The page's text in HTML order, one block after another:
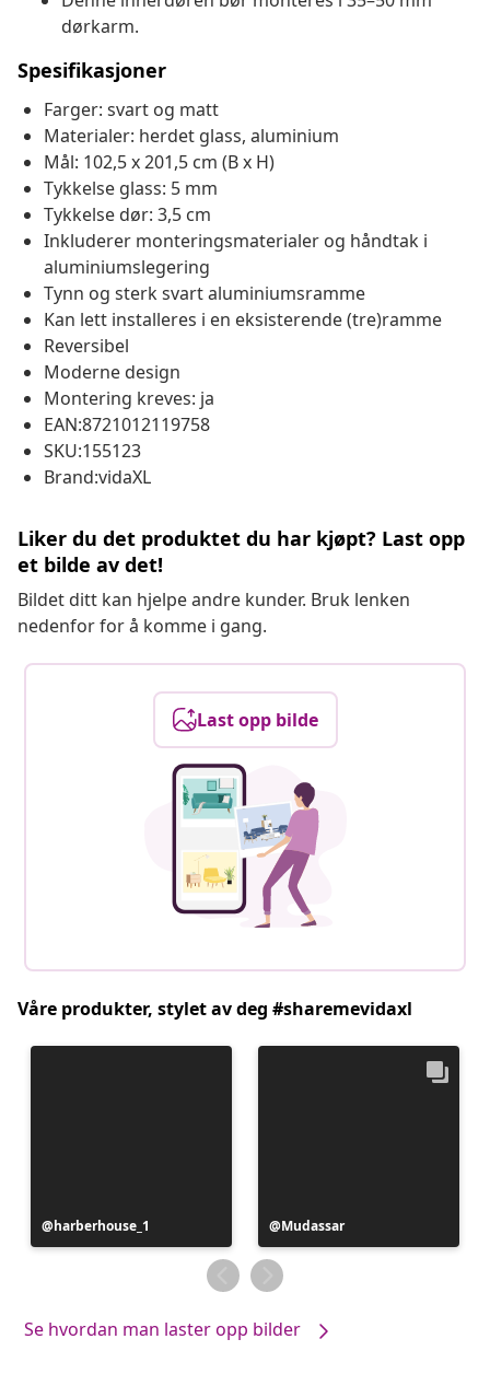
dørkarm.
Spesifikasjoner
Farger: svart og matt
Materialer: herdet glass, aluminium
Mål: 102,5 x 201,5 cm (B x H)
Tykkelse glass: 5 mm
Tykkelse dør: 3,5 cm
Inkluderer monteringsmaterialer og håndtak i
aluminiumslegering
Tynn og sterk svart aluminiumsramme
Kan lett installeres i en eksisterende (tre)ramme
Reversibel
Moderne design
Montering kreves: ja
EAN:8721012119758
SKU:155123
Brand:vidaXL
Liker du det produktet du har kjøpt? Last opp
et bilde av det!
Bildet ditt kan hjelpe andre kunder. Bruk lenken
nedenfor for å komme i gang.
Last opp bilde
Våre produkter, stylet av deg #sharemevidaxl
Innlegg
publisert
harberhouse_1
Innlegg
publisert
av
Mudassar
Se hvordan man laster opp bilder